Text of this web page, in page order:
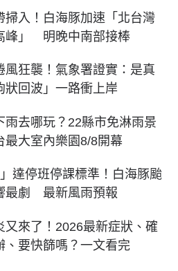
掃入！白海豚加速「北台灣
峰」 明晚中南部接棒
風狂襲！氣象署證實：是真
回波」一路衝上岸
雨去哪玩？22縣市免淋雨景
大室內樂園8/8開幕
」達停班停課標準！白海豚颱
最劇 最新風雨預報
又來了！2026最新症狀、確
、要快篩嗎？一文看完